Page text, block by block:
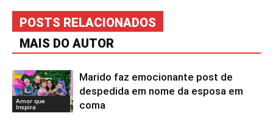
POSTS RELACIONADOS
MAIS DO AUTOR
Amor que
Inspira
Marido faz emocionante post de
despedida em nome da esposa em
coma